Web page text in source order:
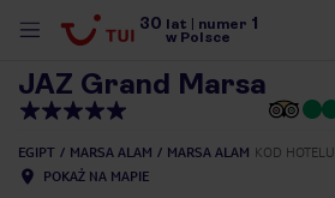
30 lat numer 1
w Polsce
JAZ Grand Marsa
EGIPT MARSA ALAM MARSA ALAM KOD HOTELU
POKAŻ NA MAPIE